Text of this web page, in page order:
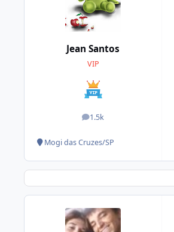
Jean Santos
VIP
1.5k
posts
Mogi das Cruzes/SP